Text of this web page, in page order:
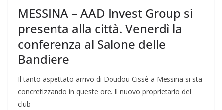
MESSINA – AAD Invest Group si
presenta alla città. Venerdì la
conferenza al Salone delle
Bandiere
Il tanto aspettato arrivo di Doudou Cissè a Messina si sta
concretizzando in queste ore. Il nuovo proprietario del
club